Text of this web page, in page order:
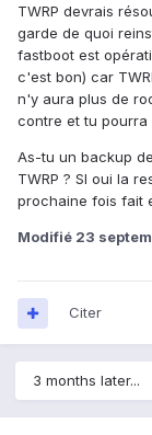
TWRP devrais
garde de quoi
fastboot est
c'est bon) car
n'y aura plus de
contre et tu pourra
As-tu un backup
TWRP ? SI oui la
prochaine fois fait
Modifié 23
Citer
3 months later...